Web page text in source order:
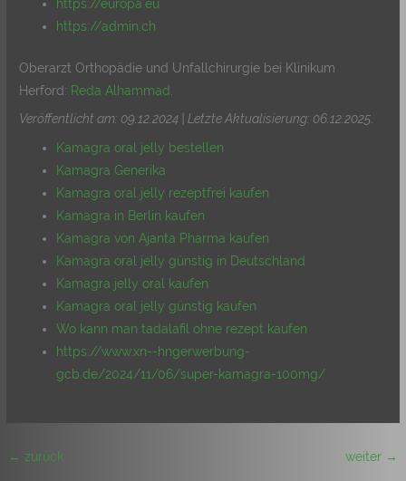
https://europa.eu
https://admin.ch
Oberarzt Orthopädie und Unfallchirurgie bei Klinikum
Herford: Reda Alhammad
Veröffentlicht am: 09.12.2024 | Letzte Aktualisierung: 06.12.2025.
Kamagra oral jelly bestellen
Kamagra Generika
Kamagra oral jelly rezeptfrei kaufen
Kamagra in Berlin kaufen
Kamagra von Ajanta Pharma kaufen
Kamagra oral jelly günstig in Deutschland
Kamagra jelly oral kaufen
Kamagra oral jelly günstig kaufen
Wo kann man tadalafil ohne rezept kaufen
https://www.xn--hngerwerbung-
gcb.de/2024/11/06/super-kamagra-100mg/
← zurück weiter →